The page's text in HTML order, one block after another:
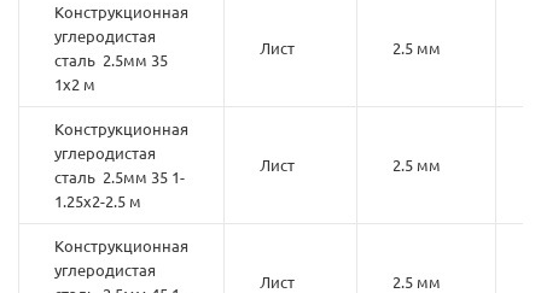
Конструкционная
углеродистая
сталь 2.5мм 35
1х2 м
Лист 2.5 мм
Конструкционная
углеродистая
сталь 2.5мм 35 1-
1.25х2-2.5 м
Лист 2.5 мм
Конструкционная
углеродистая
Лист 2.5 мм